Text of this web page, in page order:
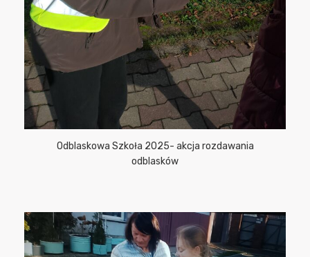
Odblaskowa Szkoła 2025- akcja rozdawania
odblasków